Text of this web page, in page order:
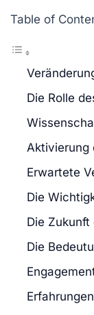
Table of
Die Rolle
Aktivierung
Erwartete
Die
Die Zukunft
Die